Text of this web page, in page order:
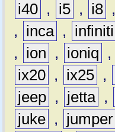
i40 , i5 , i8 ,
,
inca , infiniti
,
ion , ioniq ,
ix20 , ix25 ,
jeep , jetta ,
juke , jumper